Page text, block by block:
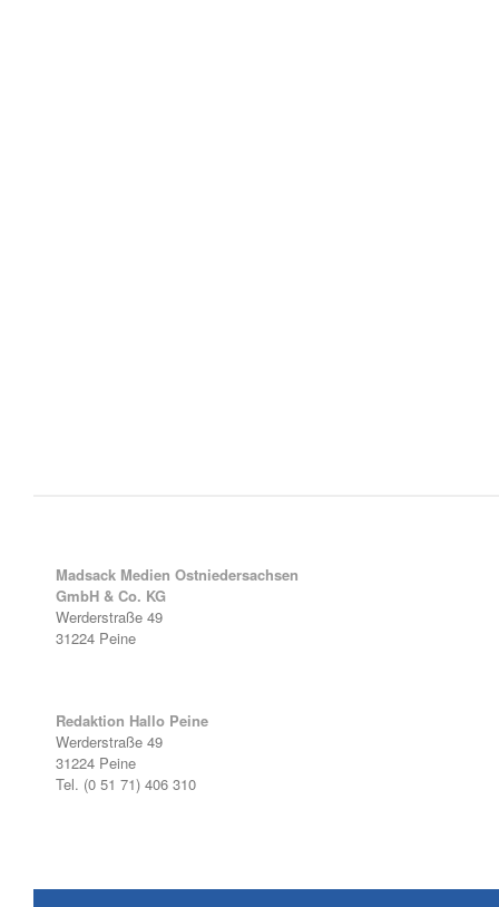
Madsack Medien Ostniedersachsen
GmbH & Co. KG
Werderstraße 49
31224 Peine
Redaktion Hallo Peine
Werderstraße 49
31224 Peine
Tel. (0 51 71) 406 310